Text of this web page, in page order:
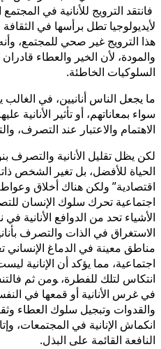
فانتقد الترويج للأنانية في
لأيديولوجيا تطل برأسها في
هذا الترويج غير صحي للمجتمع،
والمودة، لأن الخير والعطاء
السلوكيات الخاطئة.
ما يجعل الناس أنانيين، في الغالب
سواء بمعاناتهم، أو تأثير الأنانية
الاهتمام والاعتبار عند التصرف،
لكن يظل تقليل الأنانية والتصرف
الحياة للأفضل، بل تغير الشخص
اقتصادية” ولكن هناك أخلاق
اجتماعية تحرك سلوك الإنسان
الأشياء تحد من الدوافع الأنانية
الاستغراق في الذات والتصرف
مناطق معينة في الدماغ
اجتماعية، مما يؤكد أن الإنانية
انتكاس لتلك للفطرة، ‍ومن ثم
في غرس الأنانية أو قمعها في
والقدوات وتبجيل سلوك العطاء
انكماش الإنانية في المجتمعات،
النافعة القائمة على البذل.